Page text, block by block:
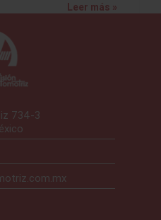
Leer más »
734-3